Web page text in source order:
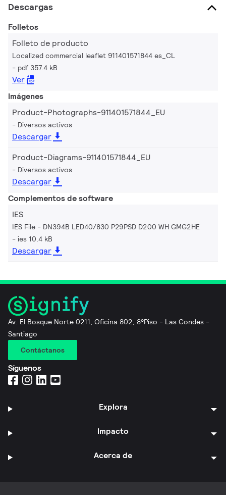
Descargas
Folletos
Folleto de producto
Localized commercial leaflet 911401571844 es_CL
pdf 357.4 kB
Ver
Imágenes
Product-Photographs-911401571844_EU
Diversos activos
Descargar
Product-Diagrams-911401571844_EU
Diversos activos
Descargar
Complementos de software
IES
IES File - DN394B LED40/830 P29PSD D200 WH GMG2HE
ies 10.4 kB
Descargar
Av. El Bosque Norte 0211, Oficina 802, 8°Piso - Las Condes -
Santiago
Contáctanos
Síguenos
Explora
Impacto
Acerca de